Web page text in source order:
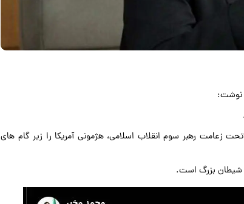
نوشت:
زعامت رهبر سوم انقلاب اسلامی، هژمونی آمریکا را زیر گام های
و شیطان بزرگ است.